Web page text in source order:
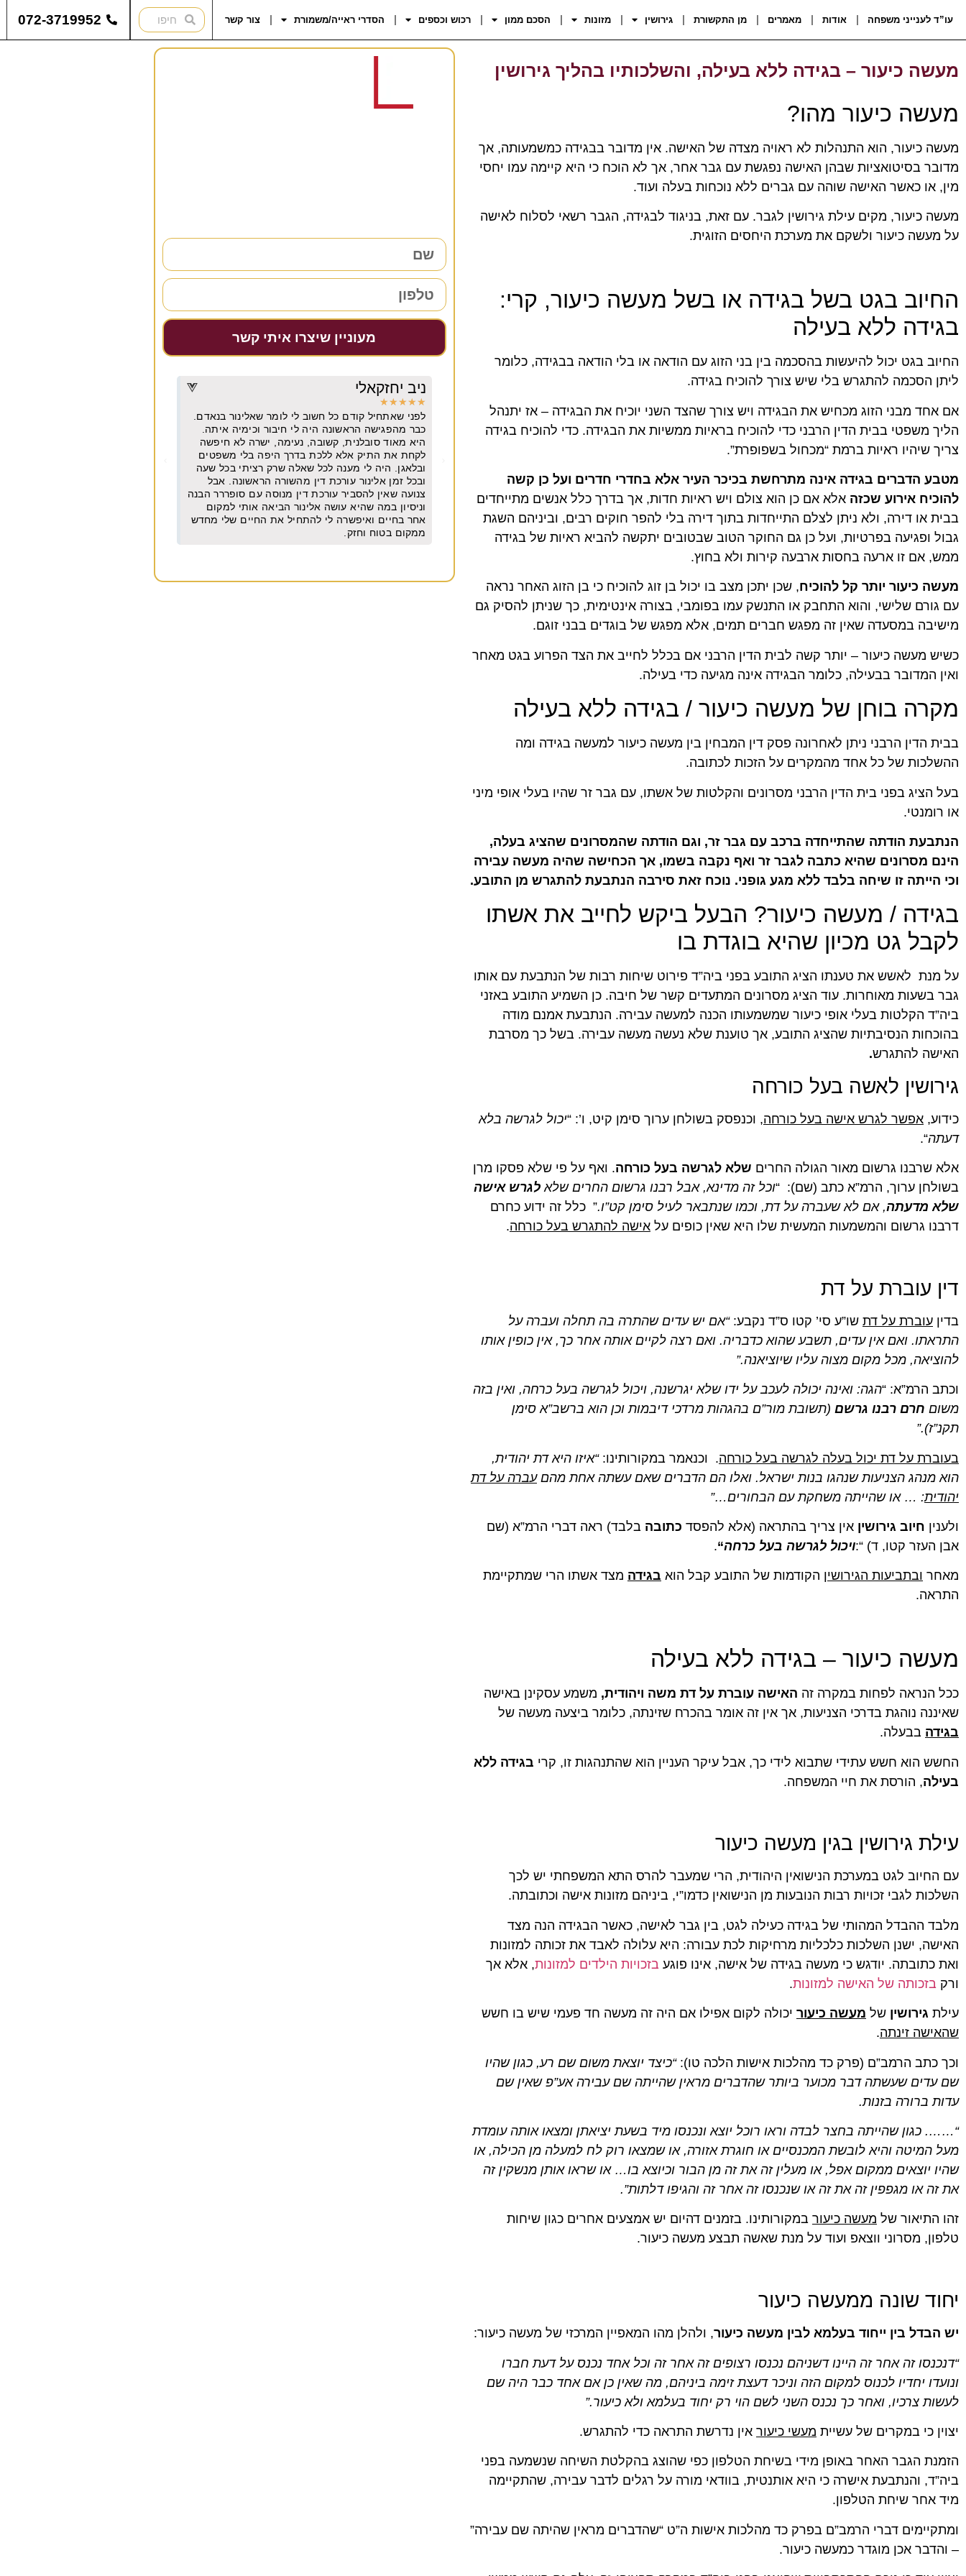
עו”ד לענייני משפחה אודות מאמרים מן התקשורת גירושין מזונות הסכם ממון רכוש וכספים הסדרי ראייה/משמורת צור קשר 072-3719952
מעשה כיעור – בגידה ללא בעילה, והשלכותיו בהליך גירושין
מעשה כיעור מהו?
מעשה כיעור, הוא התנהלות לא ראויה מצדה של האישה. אין מדובר בבגידה כמשמעותה, אך
מדובר בסיטואציות שבהן האישה נפגשת עם גבר אחר, אך לא הוכח כי היא קיימה עמו יחסי
מין, או כאשר האישה שוהה עם גברים ללא נוכחות בעלה ועוד.
מעשה כיעור, מקים עילת גירושין לגבר. עם זאת, בניגוד לבגידה, הגבר רשאי לסלוח לאישה
על מעשה כיעור ולשקם את מערכת היחסים הזוגית.
החיוב בגט בשל בגידה או בשל מעשה כיעור, קרי:
בגידה ללא בעילה
החיוב בגט יכול להיעשות בהסכמה בין בני הזוג עם הודאה או בלי הודאה בבגידה, כלומר
ליתן הסכמה להתגרש בלי שיש צורך להוכיח בגידה.
אם אחד מבני הזוג מכחיש את הבגידה ויש צורך שהצד השני יוכיח את הבגידה – אז יתנהל
הליך משפטי בבית הדין הרבני כדי להוכיח בראיות ממשיות את הבגידה. כדי להוכיח בגידה
צריך שיהיו ראיות ברמת “מכחול בשפופרת”.
מטבע הדברים בגידה אינה מתרחשת בכיכר העיר אלא בחדרי חדרים ועל כן קשה
להוכיח אירוע שכזה אלא אם כן הוא צולם ויש ראיות חדות, אך בדרך כלל אנשים מתייחדים
בבית או דירה, ולא ניתן לצלם התייחדות בתוך דירה בלי להפר חוקים רבים, וביניהם השגת
גבול ופגיעה בפרטיות, ועל כן גם החוקר הטוב שבטובים יתקשה להביא ראיות של בגידה
ממש, אם זו ארעה בחסות ארבעה קירות ולא בחוץ.
מעשה כיעור יותר קל להוכיח, שכן יתכן מצב בו יכול בן זוג להוכיח כי בן הזוג האחר נראה
עם גורם שלישי, והוא התחבק או התנשק עמו בפומבי, בצורה אינטימית, כך שניתן להסיק גם
מישיבה במסעדה שאין זה מפגש חברים תמים, אלא מפגש של בוגדים בבני זוגם.
כשיש מעשה כיעור – יותר קשה לבית הדין הרבני אם בכלל לחייב את הצד הפרוע בגט מאחר
ואין המדובר בבעילה, כלומר הבגידה אינה מגיעה כדי בעילה.
מקרה בוחן של מעשה כיעור / בגידה ללא בעילה
בבית הדין הרבני ניתן לאחרונה פסק דין המבחין בין מעשה כיעור למעשה בגידה ומה
ההשלכות של כל אחד מהמקרים על הזכות לכתובה.
בעל הציג בפני בית הדין הרבני מסרונים והקלטות של אשתו, עם גבר זר שהיו בעלי אופי מיני
או רומנטי.
הנתבעת הודתה שהתייחדה ברכב עם גבר זר, וגם הודתה שהמסרונים שהציג בעלה,
הינם מסרונים שהיא כתבה לגבר זר ואף נקבה בשמו, אך הכחישה שהיה מעשה עבירה
וכי הייתה זו שיחה בלבד ללא מגע גופני. נוכח זאת סירבה הנתבעת להתגרש מן התובע.
בגידה / מעשה כיעור? הבעל ביקש לחייב את אשתו
לקבל גט מכיון שהיא בוגדת בו
על מנת לאשש את טענתו הציג התובע בפני ביה”ד פירוט שיחות רבות של הנתבעת עם אותו
גבר בשעות מאוחרות. עוד הציג מסרונים המתעדים קשר של חיבה. כן השמיע התובע באזני
ביה”ד הקלטות בעלי אופי כיעור שמשמעותו הכנה למעשה עבירה. הנתבעת אמנם מודה
בהוכחות הנסיבתיות שהציג התובע, אך טוענת שלא נעשה מעשה עבירה. בשל כך מסרבת
האישה להתגרש.
גירושין לאשה בעל כורחה
כידוע, אפשר לגרש אישה בעל כורחה, וכנפסק בשולחן ערוך סימן קיט, ו’: “יכול לגרשה בלא
דעתה“.
אלא שרבנו גרשום מאור הגולה החרים שלא לגרשה בעל כורחה. ואף על פי שלא פסקו מרן
בשולחן ערוך, הרמ”א כתב (שם): “וכל זה מדינא, אבל רבנו גרשום החרים שלא לגרש אישה
שלא מדעתה, אם לא שעברה על דת, וכמו שנתבאר לעיל סימן קט”ו.” כלל זה ידוע כחרם
דרבנו גרשום והמשמעות המעשית שלו היא שאין כופים על אישה להתגרש בעל כורחה.
דין עוברת על דת
בדין עוברת על דת שו”ע סי’ קטו ס”ד נקבע:“אם יש עדים שהתרה בה תחלה ועברה על
התראתו. ואם אין עדים, תשבע שהוא כדבריה. ואם רצה לקיים אותה אחר כך, אין כופין אותו
להוציאה, מכל מקום מצוה עליו שיוציאנה.”
וכתב הרמ”א: “הגה: ואינה יכולה לעכב על ידו שלא יגרשנה, ויכול לגרשה בעל כרחה, ואין בזה
משום חרם רבנו גרשם (תשובת מור”ם בהגהות מרדכי דיבמות וכן הוא ברשב”א סימן
תקנ”ז).”
בעוברת על דת יכול בעלה לגרשה בעל כורחה. וכנאמר במקורותינו: “איזו היא דת יהודית,
הוא מנהג הצניעות שנהגו בנות ישראל. ואלו הם הדברים שאם עשתה אחת מהםעברה על דת
יהודית: … או שהייתה משחקת עם הבחורים…”
ולענין חיוב גירושין אין צריך בהתראה (אלא להפסד כתובה בלבד) ראה דברי הרמ”א (שם
אבן העזר קטו, ד) “:ויכול לגרשה בעל כרחה“
.
מאחר ובתביעות הגירושין הקודמות של התובע קבל הוא בגידה מצד אשתו הרי שמתקיימת
התראה.
מעשה כיעור – בגידה ללא בעילה
ככל הנראה לפחות במקרה זה האישה עוברת על דת משה ויהודית, משמע עסקינן באישה
שאיננה נוהגת בדרכי הצניעות, אך אין זה אומר בהכרח שזינתה, כלומר ביצעה מעשה של
בגידה בבעלה.
החשש הוא חשש עתידי שתבוא לידי כך, אבל עיקר העניין הוא שהתנהגות זו, קרי בגידה ללא
בעילה, הורסת את חיי המשפחה.
עילת גירושין בגין מעשה כיעור
עם החיוב לגט במערכת הנישואין היהודית, הרי שמעבר להרס התא המשפחתי יש לכך
השלכות לגבי זכויות רבות הנובעות מן הנישואין כדמו”י, ביניהם מזונות אישה וכתובתה.
מלבד ההבדל המהותי של בגידה כעילה לגט, בין גבר לאישה, כאשר הבגידה הנה מצד
האישה, ישנן השלכות כלכליות מרחיקות לכת עבורה: היא עלולה לאבד את זכותה למזונות
ואת כתובתה. יודגש כי מעשה בגידה של אישה, אינו פוגע בזכויות הילדים למזונות, אלא אך
ורק בזכותה של האישה למזונות.
עילת גירושין של מעשה כיעור יכולה לקום אפילו אם היה זה מעשה חד פעמי שיש בו חשש
שהאישה זינתה.
וכך כתב הרמב”ם (פרק כד מהלכות אישות הלכה טו):“כיצד יוצאת משום שם רע, כגון שהיו
שם עדים שעשתה דבר מכוער ביותר שהדברים מראין שהייתה שם עבירה אע”פ שאין שם
עדות ברורה בזנות.
“……. כגון שהייתה בחצר לבדה וראו רוכל יוצא ונכנסו מיד בשעת יציאתן ומצאו אותה עומדת
מעל המיטה והיא לובשת המכנסיים או חוגרת אזורה, או שמצאו רוק לח למעלה מן הכילה, או
שהיו יוצאים ממקום אפל, או מעלין זה את זה מן הבור וכיוצא בו… או שראו אותן מנשקין זה
את זה או מגפפין זה את זה או שנכנסו זה אחר זה והגיפו דלתות”.
זהו התיאור של מעשה כיעור במקורותינו. בזמנים דהיום יש אמצעים אחרים כגון שיחות
טלפון, מסרוני ווצאפ ועוד על מנת שאשה תבצע מעשה כיעור.
יחוד שונה ממעשה כיעור
יש הבדל בין ייחוד בעלמא לבין מעשה כיעור, ולהלן מהו המאפיין המרכזי של מעשה כיעור:
“דנכנסו זה אחר זה היינו דשניהם נכנסו רצופים זה אחר זה וכל אחד נכנס על דעת חברו
ונועדו יחדיו לכנוס למקום הזה וניכר דעצת זימה ביניהם, מה שאין כן אם אחד כבר היה שם
לעשות צרכיו, ואחר כך נכנס השני לשם הוי רק יחוד בעלמא ולא כיעור.”
יצוין כי במקרים של עשיית מעשי כיעור אין נדרשת התראה כדי להתגרש.
הזמנת הגבר האחר באופן מידי בשיחת הטלפון כפי שהוצג בהקלטת השיחה שנשמעה בפני
ביה”ד, והנתבעת אישרה כי היא אותנטית, בוודאי מורה על רגלים לדבר עבירה, שהתקיימה
מיד אחר שיחת הטלפון.
ומתקיימים דברי הרמב”ם בפרק כד מהלכות אישות ה”ט “שהדברים מראין שהיתה שם עבירה”
– והדבר אכן מוגדר כמעשה כיעור.
מעוניין שיצרו איתי קשר
אביחי ש.
עו"ד עם נשמה טובה. עזרה לי במספר עניינים מגוונים
במשך השנים בנאמנות, במסירות ובמקצועיות. חוץ
מזה, היא מאוד חביבה, נגישה וחמודה.
ניב יחזקאלי
לפני שאתחיל קודם כל חשוב לי לומר שאלינור בנאדם.
כבר מהפגישה הראשונה היה לי חיבור וכימיה איתה.
ובכל זמן אלינור עורכת דין מהשורה הראשונה. אבל
צנועה שאין להסביר עורכת דין מנוסה עם סופררר הבנה
וניסיון במה שהיא עושה אלינור הביאה אותי למקום
אחר בחיים ואיפשרה לי להתחיל את החיים שלי מחדש
ממקום בטוח וחזק.
יובל גולדברגר
★
★
★
★
★
משרד מצוין. מקצועי מיומן וישר עם ניסיון של עשרות
שנים